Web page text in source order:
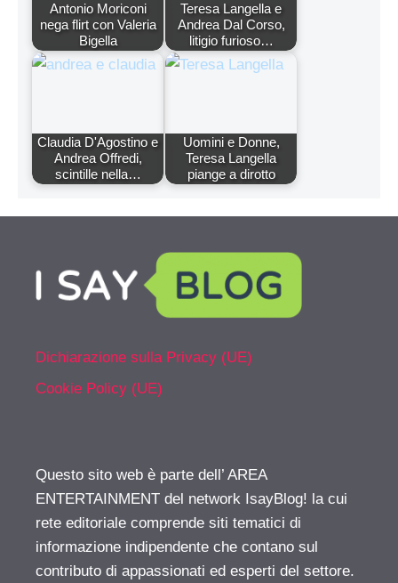
Antonio Moriconi
nega flirt con Valeria
Bigella
Teresa Langella e
Andrea Dal Corso,
litigio furioso…
Claudia D'Agostino e
Andrea Offredi,
scintille nella…
Uomini e Donne,
Teresa Langella
piange a dirotto
Dichiarazione sulla Privacy (UE)
Cookie Policy (UE)
Questo sito web è parte dell’ AREA
ENTERTAINMENT del network IsayBlog! la cui
rete editoriale comprende siti tematici di
informazione indipendente che contano sul
contributo di appassionati ed esperti del settore.